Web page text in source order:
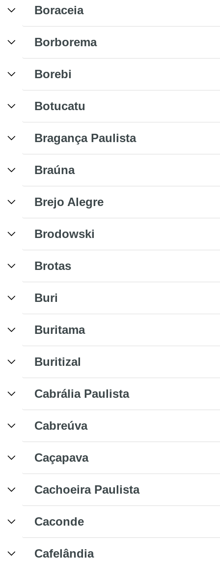
Boraceia
Borborema
Borebi
Botucatu
Bragança Paulista
Braúna
Brejo Alegre
Brodowski
Brotas
Buri
Buritama
Buritizal
Cabrália Paulista
Cabreúva
Caçapava
Cachoeira Paulista
Caconde
Cafelândia